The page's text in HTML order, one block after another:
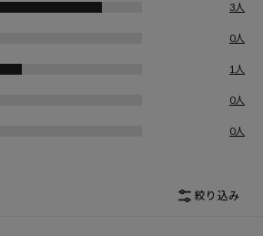
3人
0人
1人
0人
0人
絞り込み